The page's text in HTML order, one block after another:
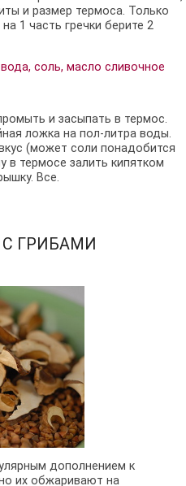
и размер термоса. Только
1 часть гречки берите 2
соль, масло сливочное
и засыпать в термос.
ложка на пол-литра воды.
(может соли понадобится
в термосе залить кипятком
Все.
ГРИБАМИ
дополнением к
их обжаривают на